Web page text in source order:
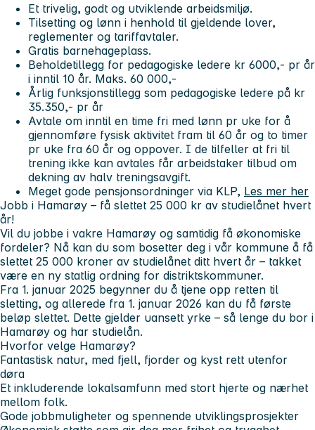
Et trivelig, godt og utviklende arbeidsmiljø.
Tilsetting og lønn i henhold til gjeldende lover,
reglementer og tariffavtaler.
Gratis barnehageplass.
Beholdetillegg for pedagogiske ledere kr 6000,- pr år
i inntil 10 år. Maks. 60 000,-
Årlig funksjonstillegg som pedagogiske ledere på kr
35.350,- pr år
Avtale om inntil en time fri med lønn pr uke for å
gjennomføre fysisk aktivitet fram til 60 år og to timer
pr uke fra 60 år og oppover. I de tilfeller at fri til
trening ikke kan avtales får arbeidstaker tilbud om
dekning av halv treningsavgift.
Meget gode pensjonsordninger via KLP, Les mer her
Jobb i Hamarøy – få slettet 25 000 kr av studielånet hvert
år!
Vil du jobbe i vakre Hamarøy og samtidig få økonomiske
fordeler? Nå kan du som bosetter deg i vår kommune å få
slettet 25 000 kroner av studielånet ditt hvert år – takket
være en ny statlig ordning for distriktskommuner.
Fra 1. januar 2025 begynner du å tjene opp retten til
sletting, og allerede fra 1. januar 2026 kan du få første
beløp slettet. Dette gjelder uansett yrke – så lenge du bor i
Hamarøy og har studielån.
Hvorfor velge Hamarøy?
Fantastisk natur, med fjell, fjorder og kyst rett utenfor
døra
Et inkluderende lokalsamfunn med stort hjerte og nærhet
mellom folk.
Gode jobbmuligheter og spennende utviklingsprosjekter